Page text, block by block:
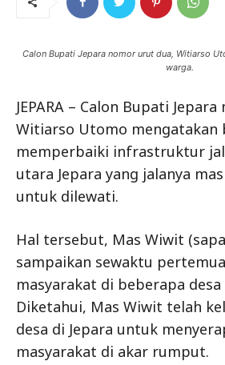
Calon Bupati Jepara nomor urut dua, Witiarso
warga.
JEPARA – Calon Bupati
Witiarso Utomo mengatakan
memperbaiki infrastruktur
utara Jepara yang jalanya
untuk dilewati.
Hal tersebut, Mas Wiwit
sampaikan sewaktu
masyarakat di beberapa desa
Diketahui, Mas Wiwit telah
desa di Jepara untuk
masyarakat di akar rumput.